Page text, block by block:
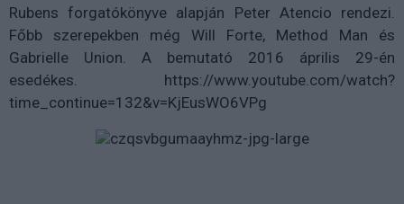
Rubens forgatókönyve alapján Peter Atencio rendezi.
Főbb szerepekben még Will Forte, Method Man és
Gabrielle Union. A bemutató 2016 április 29-én
esedékes. https://www.youtube.com/watch?
time_continue=132&v=KjEusWO6VPg